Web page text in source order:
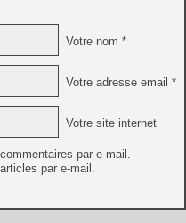
Votre nom *
Votre adresse email *
Votre site internet
par e-mail.
par e-mail.